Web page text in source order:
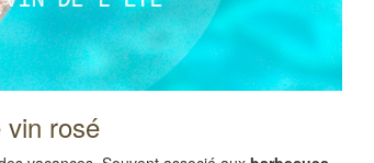
vin rosé